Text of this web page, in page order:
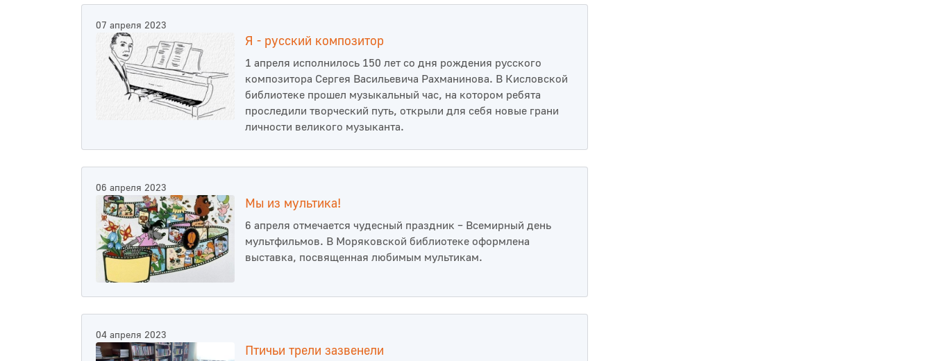
07 апреля 2023
Я - русский композитор
1 апреля исполнилось 150 лет со дня рождения русского
композитора Сергея Васильевича Рахманинова. В Кисловской
библиотеке прошел музыкальный час, на котором ребята
проследили творческий путь, открыли для себя новые грани
личности великого музыканта.
06 апреля 2023
Мы из мультика!
6 апреля отмечается чудесный праздник – Всемирный день
мультфильмов. В Моряковской библиотеке оформлена
выставка, посвященная любимым мультикам.
04 апреля 2023
Птичьи трели зазвенели